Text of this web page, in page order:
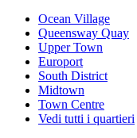
Ocean Village
Queensway Quay
Upper Town
Europort
South District
Midtown
Town Centre
Vedi tutti i quartieri